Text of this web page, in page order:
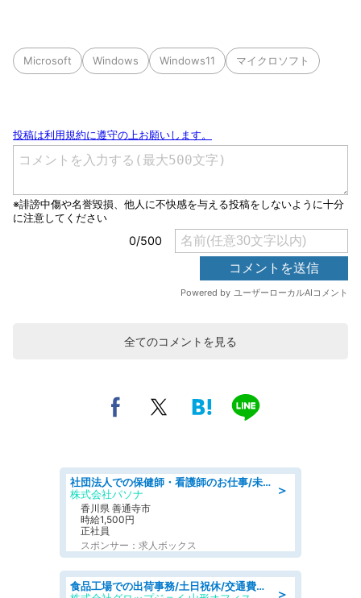
Microsoft Windows Windows11 マイクロソフト
全てのコメントを見る
＞
社団法人での保健師・看護師のお仕事/未経験OK/要資格:普通免許、保健師、正看護師
株式会社パソナ
香川県 善通寺市
時給1,500円
正社員
スポンサー：求人ボックス
＞
食品工場での出荷事務/土日祝休/交通費支給